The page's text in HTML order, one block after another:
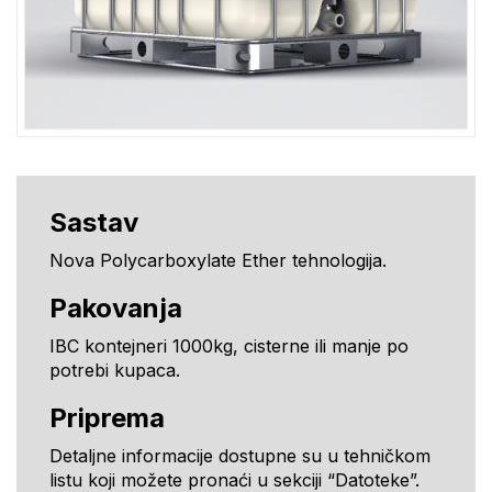
Sastav
Nova Polycarboxylate Ether tehnologija.
Pakovanja
IBC kontejneri 1000kg, cisterne ili manje po
potrebi kupaca.
Priprema
Detaljne informacije dostupne su u tehničkom
listu koji možete pronaći u sekciji “Datoteke”.